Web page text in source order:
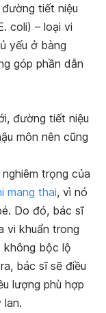
tiết niệu
coli) – loại vi
yếu ở bàng
góp phần dẫn
đường tiết niệu
môn nên cũng
trọng của
mang thai, vì nó
Do đó, bác sĩ
vi khuẩn trong
không bộc lộ
bác sĩ sẽ điều
lượng phù hợp
lan.